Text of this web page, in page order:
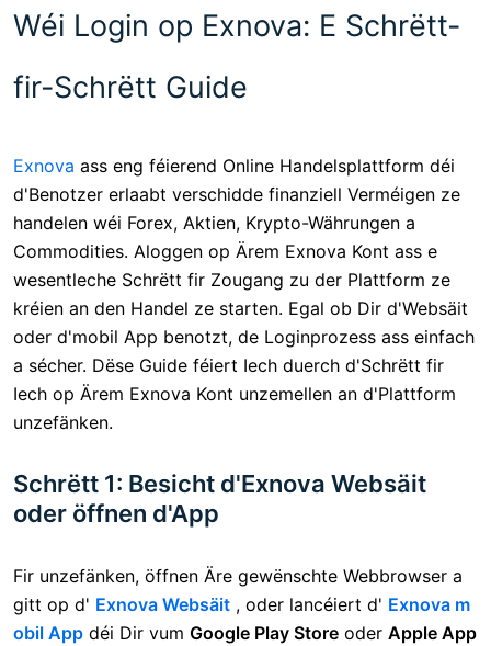
Wéi Login op Exnova: E Schrëtt-
fir-Schrëtt Guide
Exnova ass eng féierend Online Handelsplattform déi
d'Benotzer erlaabt verschidde finanziell Verméigen ze
handelen wéi Forex, Aktien, Krypto-Währungen a
Commodities. Aloggen op Ärem Exnova Kont ass e
wesentleche Schrëtt fir Zougang zu der Plattform ze
kréien an den Handel ze starten. Egal ob Dir d'Websäit
oder d'mobil App benotzt, de Loginprozess ass einfach
a sécher. Dëse Guide féiert Iech duerch d'Schrëtt fir
Iech op Ärem Exnova Kont unzemellen an d'Plattform
unzefänken.
Schrëtt 1: Besicht d'Exnova Websäit
oder öffnen d'App
Fir unzefänken, öffnen Äre gewënschte Webbrowser a
gitt op d' Exnova Websäit , oder lancéiert d' Exnova m
obil App déi Dir vum Google Play Store oder Apple App